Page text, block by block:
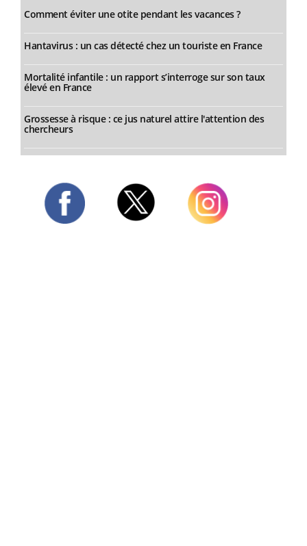
Comment éviter une otite pendant les vacances ?
Hantavirus : un cas détecté chez un touriste en France
Mortalité infantile : un rapport s’interroge sur son taux
élevé en France
Grossesse à risque : ce jus naturel attire l'attention des
chercheurs